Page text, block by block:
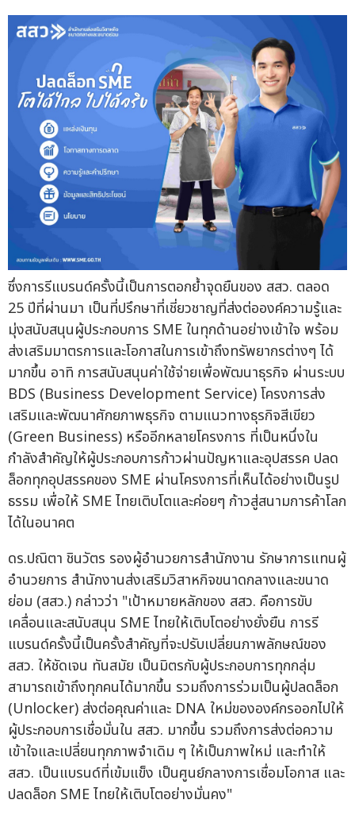
ซึ่งการรีแบรนด์ครั้งนี้เป็นการตอกย้ำจุดยืนของ สสว. ตลอด
25 ปีที่ผ่านมา เป็นที่ปรึกษาที่เชี่ยวชาญที่ส่งต่อองค์ความรู้และ
มุ่งสนับสนุนผู้ประกอบการ SME ในทุกด้านอย่างเข้าใจ พร้อม
ส่งเสริมมาตรการและโอกาสในการเข้าถึงทรัพยากรต่างๆ ได้
มากขึ้น อาทิ การสนับสนุนค่าใช้จ่ายเพื่อพัฒนาธุรกิจ ผ่านระบบ
BDS (Business Development Service) โครงการส่ง
เสริมและพัฒนาศักยภาพธุรกิจ ตามแนวทางธุรกิจสีเขียว
(Green Business) หรืออีกหลายโครงการ ที่เป็นหนึ่งใน
กำลังสำคัญให้ผู้ประกอบการก้าวผ่านปัญหาและอุปสรรค ปลด
ล็อกทุกอุปสรรคของ SME ผ่านโครงการที่เห็นได้อย่างเป็นรูป
ธรรม เพื่อให้ SME ไทยเติบโตและค่อยๆ ก้าวสู่สนามการค้าโลก
ได้ในอนาคต
ดร.ปณิตา ชินวัตร รองผู้อำนวยการสำนักงาน รักษาการแทนผู้
อำนวยการ สำนักงานส่งเสริมวิสาหกิจขนาดกลางและขนาด
ย่อม (สสว.) กล่าวว่า "เป้าหมายหลักของ สสว. คือการขับ
เคลื่อนและสนับสนุน SME ไทยให้เติบโตอย่างยั่งยืน การรี
แบรนด์ครั้งนี้เป็นครั้งสำคัญที่จะปรับเปลี่ยนภาพลักษณ์ของ
สสว. ให้ชัดเจน ทันสมัย เป็นมิตรกับผู้ประกอบการทุกกลุ่ม
สามารถเข้าถึงทุกคนได้มากขึ้น รวมถึงการร่วมเป็นผู้ปลดล็อก
(Unlocker) ส่งต่อคุณค่าและ DNA ใหม่ขององค์กรออกไปให้
ผู้ประกอบการเชื่อมั่นใน สสว. มากขึ้น รวมถึงการส่งต่อความ
เข้าใจและเปลี่ยนทุกภาพจำเดิม ๆ ให้เป็นภาพใหม่ และทำให้
สสว. เป็นแบรนด์ที่เข้มแข็ง เป็นศูนย์กลางการเชื่อมโอกาส และ
ปลดล็อก SME ไทยให้เติบโตอย่างมั่นคง"